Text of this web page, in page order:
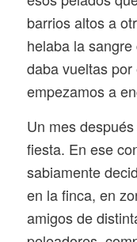
barrios altos a
helaba la
daba vueltas
empezamos a
Un mes
fiesta. En ese
sabiamente
en la finca, en
amigos de